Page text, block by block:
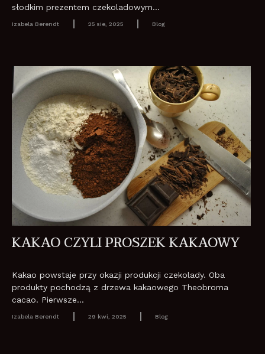
słodkim prezentem czekoladowym...
Izabela Berendt 25 sie, 2025 Blog
KAKAO CZYLI PROSZEK KAKAOWY
Kakao powstaje przy okazji produkcji czekolady. Oba
produkty pochodzą z drzewa kakaowego Theobroma
cacao. Pierwsze...
Izabela Berendt 29 kwi, 2025 Blog